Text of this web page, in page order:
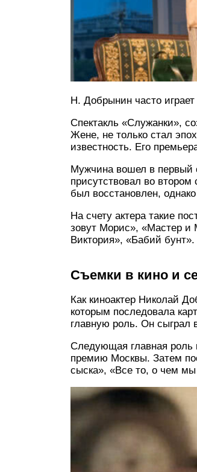
Н. Добрынин часто играет
Спектакль «Служанки»,
Жене, не только стал
известность. Его
Мужчина вошел в первый
присутствовал во втором
был восстановлен,
На счету актера такие
зовут Морис», «Мастер и
Виктория», «Бабий бунт».
Съемки в кино и
Как киноактер Николай
которым последовала
главную роль. Он сыграл
Следующая главная роль
премию Москвы. Затем
сыска», «Все то, о чем